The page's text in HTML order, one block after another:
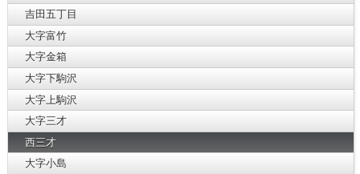
吉田五丁目
大字富竹
大字金箱
大字下駒沢
大字上駒沢
大字三才
西三才
大字小島